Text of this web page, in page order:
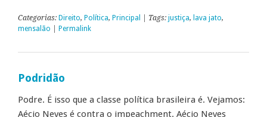
Categorias: Direito, Política, Principal | Tags: justiça, lava jato,
mensalão
Permalink
Podridão
Podre. É isso que a classe política brasileira é. Vejamos:
Aécio Neves é contra o impeachment. Aécio Neves